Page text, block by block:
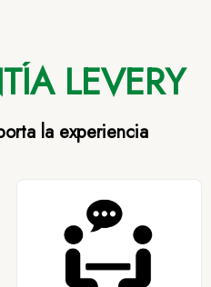
LEVERY
la experiencia